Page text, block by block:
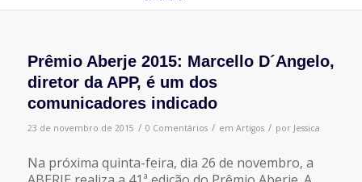
Prêmio Aberje 2015: Marcello D´Angelo,
diretor da APP, é um dos
comunicadores indicado
23 de novembro de 2015 / 0 Comentários / em Artigos / por Jessica
Na próxima quinta-feira, dia 26 de novembro, a